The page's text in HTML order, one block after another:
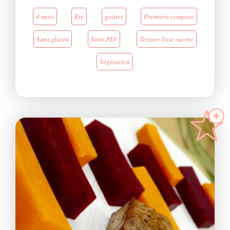
4 mois Eté goûter Première compote
Sans gluten Sans PLV Texture lisse sucrée
Végétarien